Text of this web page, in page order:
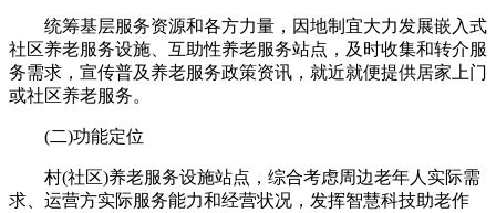
统筹基层服务资源和各方力量，因地制宜大力发展嵌入式
社区养老服务设施、互助性养老服务站点，及时收集和转介服
务需求，宣传普及养老服务政策资讯，就近就便提供居家上门
或社区养老服务。
(二)功能定位
村(社区)养老服务设施站点，综合考虑周边老年人实际需
求、运营方实际服务能力和经营状况，发挥智慧科技助老作